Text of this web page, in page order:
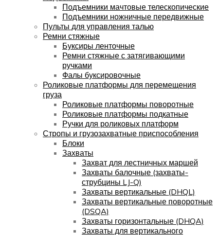
Подъемники мачтовые телескопические
Подъемники ножничные передвижные
Пульты для управления талью
Ремни стяжные
Буксиры ленточные
Ремни стяжные с затягивающими
ручками
Фалы буксировочные
Роликовые платформы для перемещения
груза
Роликовые платформы поворотные
Роликовые платформы подкатные
Ручки для роликовых платформ
Стропы и грузозахватные приспособления
Блоки
Захваты
Захват для лестничных маршей
Захваты балочные (захваты-
струбцины LJ-Q)
Захваты вертикальные (DHQL)
Захваты вертикальные поворотные
(DSQA)
Захваты горизонтальные (DHQA)
Захваты для вертикального